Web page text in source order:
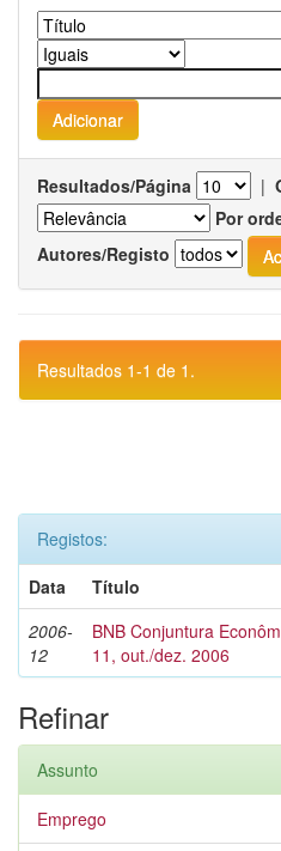
Resultados/Página |
Por
Autores/Registo
Resultados 1-1 de 1.
Registos:
Data
Título
2006-
12
BNB Conjuntura
11, out./dez. 2006
Refinar
Assunto
Emprego